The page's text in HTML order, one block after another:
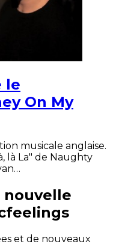
le
On My
musicale anglaise.
là La" de Naughty
nouvelle
et de nouveaux